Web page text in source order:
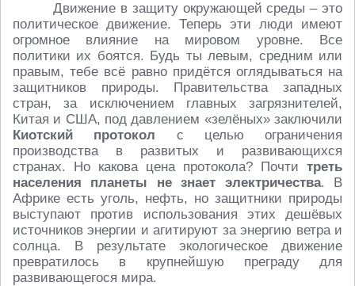
Движение в защиту окружающей среды – это
политическое движение. Теперь эти люди имеют
огромное влияние на мировом уровне. Все
политики их боятся. Будь ты левым, средним или
правым, тебе всё равно придётся оглядываться на
защитников природы. Правительства западных
стран, за исключением главных загрязнителей,
Китая и США, под давлением «зелёных» заключили
Киотский протокол с целью ограничения
производства в развитых и развивающихся
странах. Но какова цена протокола? Почти треть
населения планеты не знает электричества. В
Африке есть уголь, нефть, но защитники природы
выступают против использования этих дешёвых
источников энергии и агитируют за энергию ветра и
солнца. В результате экологическое движение
превратилось в крупнейшую преграду для
развивающегося мира.